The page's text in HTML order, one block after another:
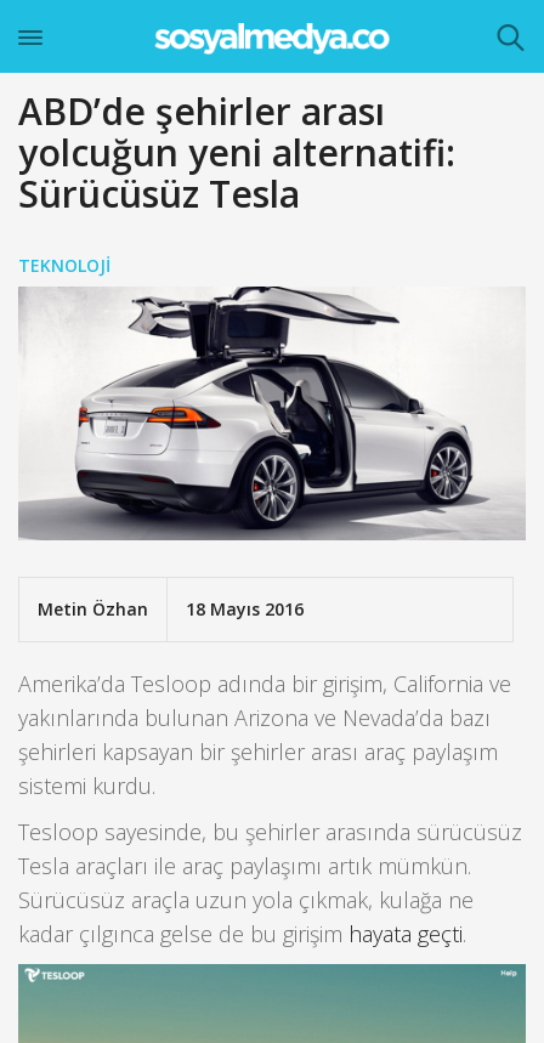
ABD’de şehirler arası
yolcuğun yeni alternatifi:
Sürücüsüz Tesla
TEKNOLOJI
Metin Özhan 18 Mayıs 2016
Amerika’da Tesloop adında bir girişim, California ve
yakınlarında bulunan Arizona ve Nevada’da bazı
şehirleri kapsayan bir şehirler arası araç paylaşım
sistemi kurdu.
Tesloop sayesinde, bu şehirler arasında sürücüsüz
Tesla araçları ile araç paylaşımı artık mümkün.
Sürücüsüz araçla uzun yola çıkmak, kulağa ne
kadar çılgınca gelse de bu girişim hayata geçti.